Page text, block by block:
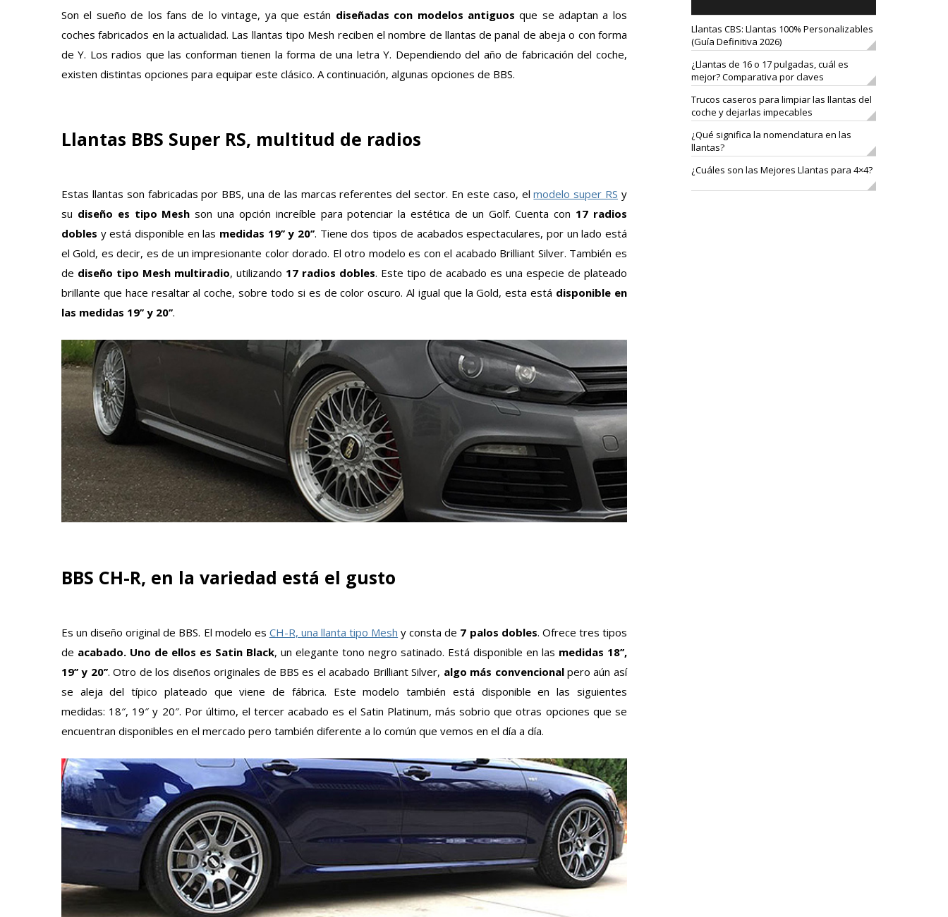
Son el sueño de los fans de lo vintage, ya que están diseñadas con modelos antiguos que se adaptan a los
coches fabricados en la actualidad. Las llantas tipo Mesh reciben el nombre de llantas de panal de abeja o con forma
de Y. Los radios que las conforman tienen la forma de una letra Y. Dependiendo del año de fabricación del coche,
existen distintas opciones para equipar este clásico. A continuación, algunas opciones de BBS.
Llantas BBS Super RS, multitud de radios
Estas llantas son fabricadas por BBS, una de las marcas referentes del sector. En este caso, elmodelo super RS y
su diseño es tipo Mesh son una opción increíble para potenciar la estética de un Golf. Cuenta con 17 radios
dobles y está disponible en las medidas 19’’ y 20’’. Tiene dos tipos de acabados espectaculares, por un lado está
el Gold, es decir, es de un impresionante color dorado. El otro modelo es con el acabado Brilliant Silver. También es
de diseño tipo Mesh multiradio, utilizando 17 radios dobles. Este tipo de acabado es una especie de plateado
brillante que hace resaltar al coche, sobre todo si es de color oscuro. Al igual que la Gold, esta está disponible en
las medidas 19’’ y 20’’.
BBS CH-R, en la variedad está el gusto
Es un diseño original de BBS. El modelo es CH-R, una llanta tipo Mesh y consta de 7 palos dobles. Ofrece tres tipos
de acabado. Uno de ellos es Satin Black, un elegante tono negro satinado. Está disponible en las medidas 18’’,
19’’ y 20’’. Otro de los diseños originales de BBS es el acabado Brilliant Silver, algo más convencionalpero aún así
se aleja del típico plateado que viene de fábrica. Este modelo también está disponible en las siguientes
medidas: 18″, 19″ y 20″. Por último, el tercer acabado es el Satin Platinum, más sobrio que otras opciones que se
encuentran disponibles en el mercado pero también diferente a lo común que vemos en el día a día.
Llantas CBS: Llantas 100% Personalizables
(Guía Definitiva 2026)
¿Llantas de 16 o 17 pulgadas, cuál es
mejor? Comparativa por claves
Trucos caseros para limpiar las llantas del
coche y dejarlas impecables
¿Qué significa la nomenclatura en las
llantas?
¿Cuáles son las Mejores Llantas para 4×4?